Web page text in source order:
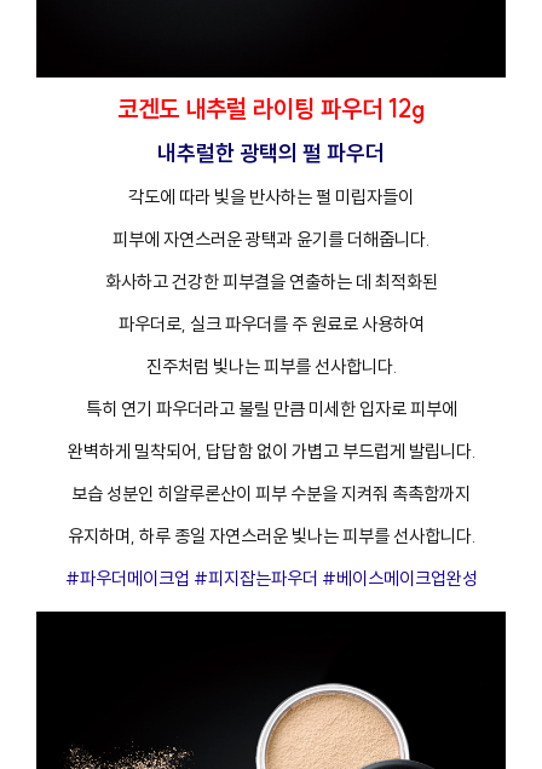
코겐도 내추럴 라이팅 파우더 12g
내추럴한 광택의 펄 파우더
각도에 따라 빛을 반사하는 펄 미립자들이
피부에 자연스러운 광택과 윤기를 더해줍니다.
화사하고 건강한 피부결을 연출하는 데 최적화된
파우더로, 실크 파우더를 주 원료로 사용하여
진주처럼 빛나는 피부를 선사합니다.
특히 연기 파우더라고 불릴 만큼 미세한 입자로 피부에
완벽하게 밀착되어, 답답함 없이 가볍고 부드럽게 발립니다.
보습 성분인 히알루론산이 피부 수분을 지켜줘 촉촉함까지
유지하며, 하루 종일 자연스러운 빛나는 피부를 선사합니다.
#파우더메이크업 #피지잡는파우더 #베이스메이크업완성